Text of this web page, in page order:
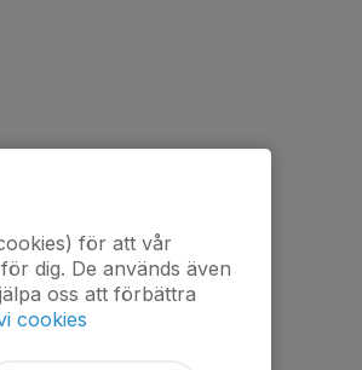
för att vår
dig. De används även
oss att förbättra
cookies